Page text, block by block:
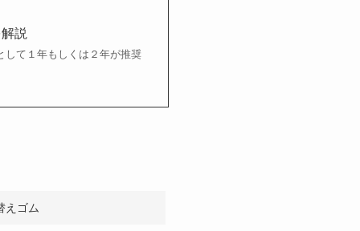
説
して１年もしくは２年が推奨
えゴム